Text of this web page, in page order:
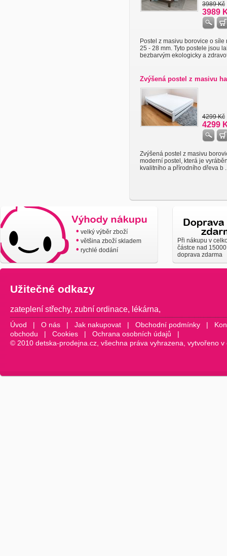
3989 Kč
3989
Postel z masivu borovice o síle
25 - 28 mm. Tyto postele jsou
bezbarvým ekologicky a
Zvýšená postel z masivu
4299 Kč
4299
Zvýšená postel z masivu
moderní postel, která je
kvalitního a přírodního dřeva b
• velký výběr zboží
• většina zboží skladem
• rychlé dodání
Při nákupu v
částce nad
doprava zdarma
Užitečné odkazy
zateplení střechy, zubní ordinace, lékárna,
Úvod | O nás | Jak nakupovat | Obchodní podmínky |
obchodu | Cookies | Ochrana osobních údajů |
© 2010 detska-prodejna.cz, všechna práva vyhrazena, vytvořeno v